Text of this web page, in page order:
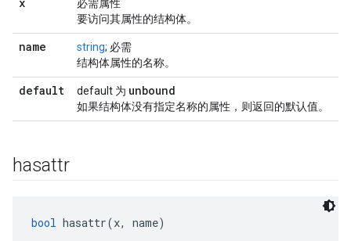
必需属性
要访问其属性的结构体。
name string; 必需
结构体属性的名称。
default default 为 unbound
如果结构体没有指定名称的属性，则返回的默认值。
hasattr
bool hasattr(x, name)